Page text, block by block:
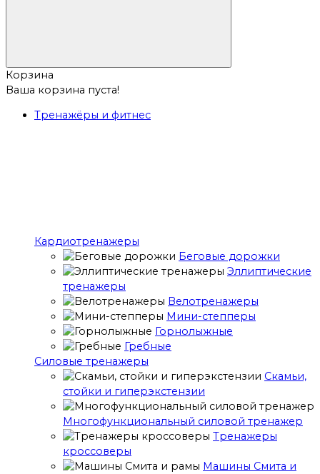
Корзина
Ваша корзина пуста!
Тренажёры и фитнес
Кардиотренажеры
Беговые дорожки
Эллиптические
тренажеры
Велотренажеры
Мини-степперы
Горнолыжные
Гребные
Cиловые тренажеры
Скамьи,
стойки и гиперэкстензии
Многофункциональный силовой тренажер
Тренажеры
кроссоверы
Машины Смита и